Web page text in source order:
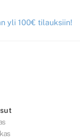
yli 100€ tilauksiin!